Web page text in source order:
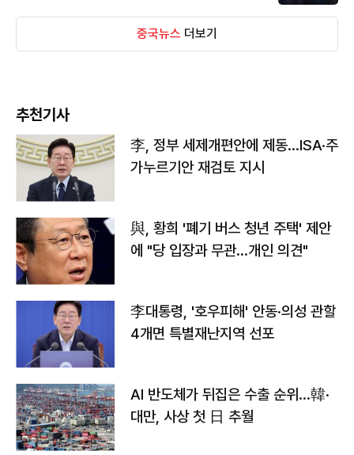
중국뉴스 더보기
추천기사
李, 정부 세제개편안에 제동…ISA·주
가누르기안 재검토 지시
與, 황희 '폐기 버스 청년 주택' 제안
에 "당 입장과 무관…개인 의견"
李대통령, '호우피해' 안동·의성 관할
4개면 특별재난지역 선포
AI 반도체가 뒤집은 수출 순위…韓·
대만, 사상 첫 日 추월